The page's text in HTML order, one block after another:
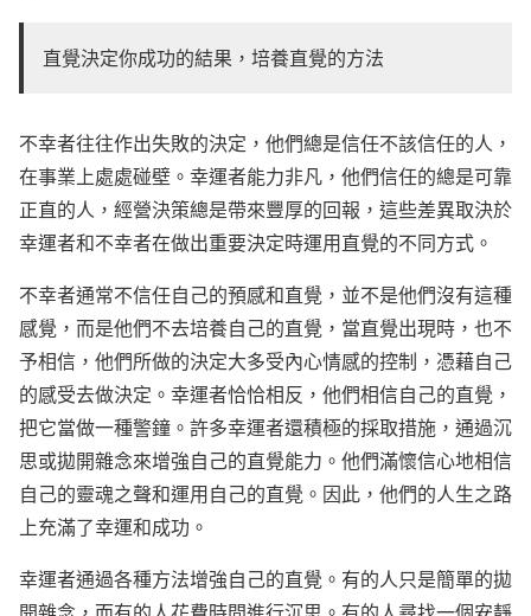
直覺決定你成功的結果，培養直覺的方法
不幸者往往作出失敗的決定，他們總是信任不該信任的人，
在事業上處處碰壁。幸運者能力非凡，他們信任的總是可靠
正直的人，經營決策總是帶來豐厚的回報，這些差異取決於
幸運者和不幸者在做出重要決定時運用直覺的不同方式。
不幸者通常不信任自己的預感和直覺，並不是他們沒有這種
感覺，而是他們不去培養自己的直覺，當直覺出現時，也不
予相信，他們所做的決定大多受內心情感的控制，憑藉自己
的感受去做決定。幸運者恰恰相反，他們相信自己的直覺，
把它當做一種警鐘。許多幸運者還積極的採取措施，通過沉
思或拋開雜念來增強自己的直覺能力。他們滿懷信心地相信
自己的靈魂之聲和運用自己的直覺。因此，他們的人生之路
上充滿了幸運和成功。
幸運者通過各種方法增強自己的直覺。有的人只是簡單的拋